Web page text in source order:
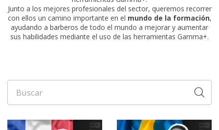
Junto a los mejores profesionales del sector, queremos recorrer
con ellos un camino importante en el mundo de la formación,
ayudando a barberos de todo el mundo a mejorar y aumentar
sus habilidades mediante el uso de las herramientas Gamma+.